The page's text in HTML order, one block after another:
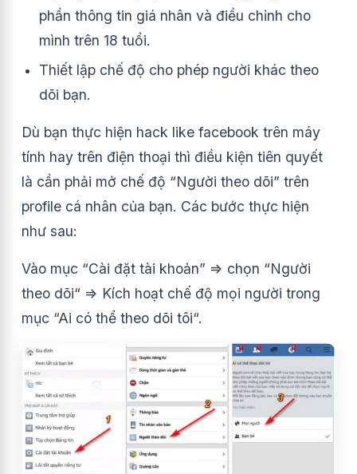
phần thông tin giá nhân và điều chỉnh cho
mình trên 18 tuổi.
Thiết lập chế độ cho phép người khác theo
dõi bạn.
Dù bạn thực hiện hack like facebook trên máy
tính hay trên điện thoại thì điều kiện tiên quyết
là cần phải mở chế độ “Người theo dõi” trên
profile cá nhân của bạn. Các bước thực hiện
như sau:
Vào mục “Cài đặt tài khoản” => chọn “Người
theo dõi“ => Kích hoạt chế độ mọi người trong
mục “Ai có thể theo dõi tôi“.